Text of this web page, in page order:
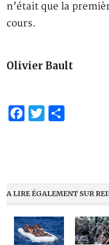
n’était que la
cours.
Olivier Bault
Facebook
Twitter
A LIRE ÉGALEMENT SUR